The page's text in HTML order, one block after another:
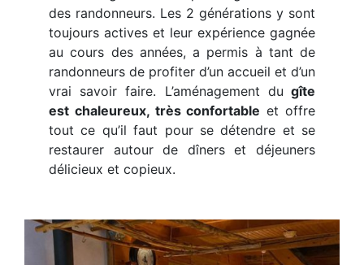
des randonneurs. Les 2 générations y sont
toujours actives et leur expérience gagnée
au cours des années, a permis à tant de
randonneurs de profiter d’un accueil et d’un
vrai savoir faire. L’aménagement du gîte
est chaleureux, très confortable et offre
tout ce qu’il faut pour se détendre et se
restaurer autour de dîners et déjeuners
délicieux et copieux.